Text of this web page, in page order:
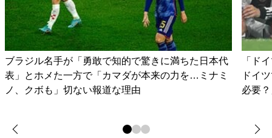
ブラジル名手が「勇敢で知的で驚きに満ちた日本代
表」とホメた一方で「カマダが本来の力を…ミナミ
ノ、クボも」切ない報道な理由
「ド
ドイ
必要